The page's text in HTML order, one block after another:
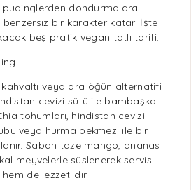
pudinglerden dondurmalara
bir karakter katar. İşte
beş pratik vegan tatlı tarifi:
kahvaltı veya ara öğün alternatifi
cevizi sütü ile bambaşka
tohumları, hindistan cevizi
veya hurma pekmezi ile bir
Sabah taze mango, ananas
meyvelerle süslenerek servis
de lezzetlidir.